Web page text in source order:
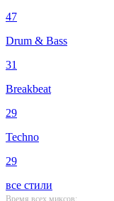
47
Drum & Bass
31
Breakbeat
29
Techno
29
все стили